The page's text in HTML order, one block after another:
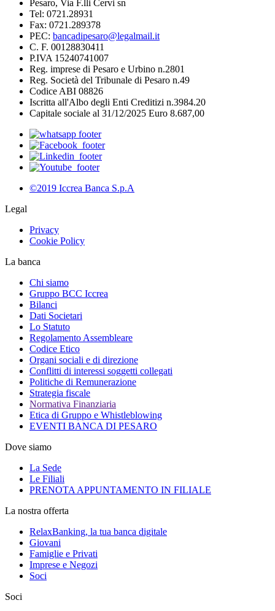
Pesaro, Via F.lli Cervi sn
Tel: 0721.28931
Fax: 0721.289378
PEC: bancadipesaro@legalmail.it
C. F. 00128830411
P.IVA 15240741007
Reg. imprese di Pesaro e Urbino n.2801
Reg. Società del Tribunale di Pesaro n.49
Codice ABI 08826
Iscritta all'Albo degli Enti Creditizi n.3984.20
Capitale sociale al 31/12/2025 Euro 8.687,00
©2019 Iccrea Banca S.p.A
Legal
Privacy
Cookie Policy
La banca
Chi siamo
Gruppo BCC Iccrea
Bilanci
Dati Societari
Lo Statuto
Regolamento Assembleare
Codice Etico
Organi sociali e di direzione
Conflitti di interessi soggetti collegati
Politiche di Remunerazione
Strategia fiscale
Normativa Finanziaria
Etica di Gruppo e Whistleblowing
EVENTI BANCA DI PESARO
Dove siamo
La Sede
Le Filiali
PRENOTA APPUNTAMENTO IN FILIALE
La nostra offerta
RelaxBanking, la tua banca digitale
Giovani
Famiglie e Privati
Imprese e Negozi
Soci
Soci